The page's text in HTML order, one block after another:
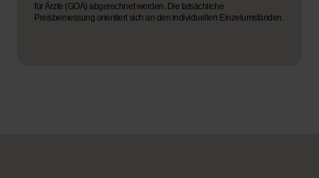
für Ärzte (GOÄ) abgerechnet werden. Die tatsächliche
Preisbemessung orientiert sich an den individuellen Einzelumständen.